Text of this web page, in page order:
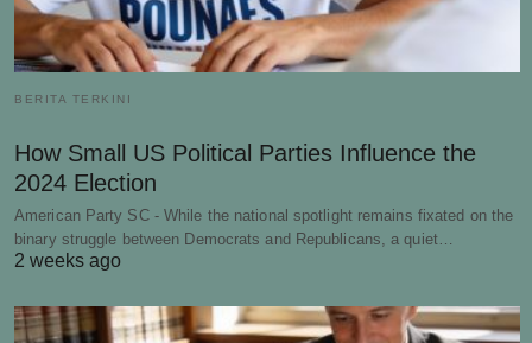
BERITA TERKINI
How Small US Political Parties Influence the
2024 Election
American Party SC - While the national spotlight remains fixated on the
binary struggle between Democrats and Republicans, a quiet…
2 weeks ago